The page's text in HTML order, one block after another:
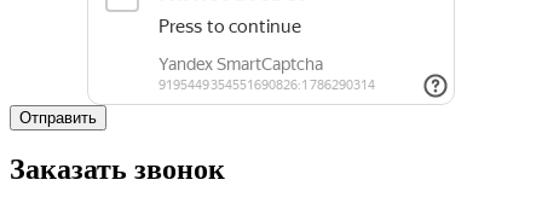
Отправить
Заказать звонок